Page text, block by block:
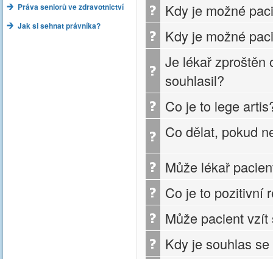
Práva seniorů ve zdravotnictví
Jak si sehnat právníka?
Kdy je možné
Kdy je možné
Je lékař zproštěn
souhlasil?
Co je to lege
Co dělat, pokud
Může lékař
Co je to pozitivní
Může pacient
Kdy je souhlas